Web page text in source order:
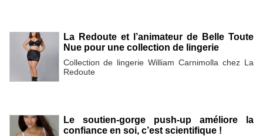
La Redoute et l’animateur de Belle Toute
Nue pour une collection de lingerie
Collection de lingerie William Carnimolla chez La
Redoute
Le soutien-gorge push-up améliore la
confiance en soi, c’est scientifique !